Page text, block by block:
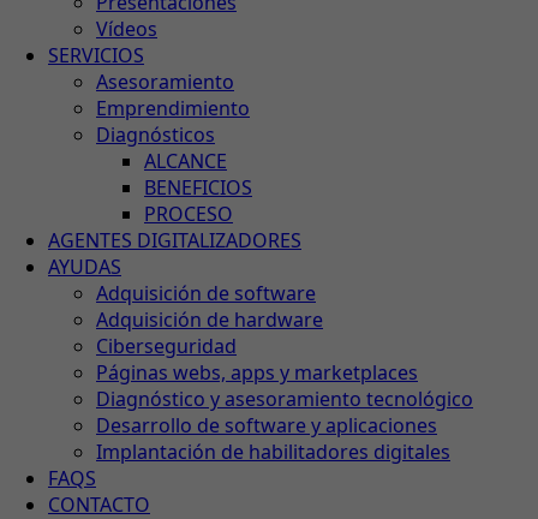
Vídeos
SERVICIOS
Asesoramiento
Emprendimiento
Diagnósticos
ALCANCE
BENEFICIOS
PROCESO
AGENTES DIGITALIZADORES
AYUDAS
Adquisición de software
Adquisición de hardware
Ciberseguridad
Páginas webs, apps y marketplaces
Diagnóstico y asesoramiento tecnológico
Desarrollo de software y aplicaciones
Implantación de habilitadores digitales
FAQS
CONTACTO